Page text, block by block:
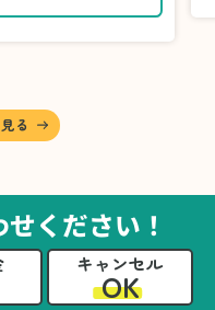
れて助かりまし
との温かいお言
という心の負担
もA様の力にな
思います。
る
ください！
キャンセル
OK